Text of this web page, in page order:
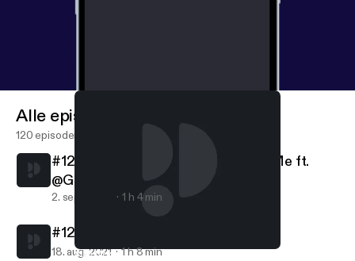
#119 New Episode, New Beginnings
Alle episoder
120 episoder
#123 Embracing everything about Me ft.
@Gevonchai
2. sept. 2021 1 h 4 min
#122 Friendships are Relationships
18. aug. 2021 1 h 8 min